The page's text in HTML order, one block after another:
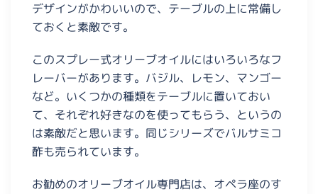
デザインがかわいいので、テーブルの上に常備し
ておくと素敵です。
このスプレー式オリーブオイルにはいろいろなフ
レーバーがあります。バジル、レモン、マンゴー
など。いくつかの種類をテーブルに置いておい
て、それぞれ好きなのを使ってもらう、というの
は素敵だと思います。同じシリーズでバルサミコ
酢も売られています。
お勧めのオリーブオイル専門店は、オペラ座のす